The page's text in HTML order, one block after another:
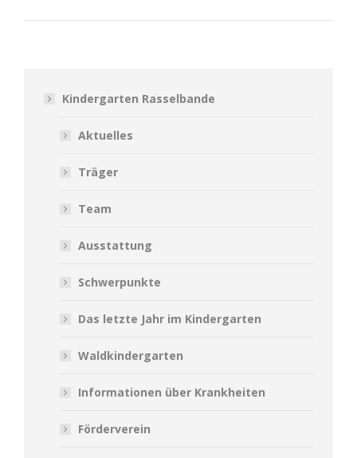
Kindergarten Rasselbande
Aktuelles
Träger
Team
Ausstattung
Schwerpunkte
Das letzte Jahr im Kindergarten
Waldkindergarten
Informationen über Krankheiten
Förderverein